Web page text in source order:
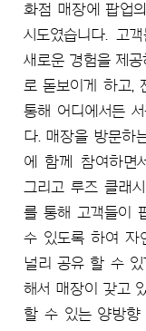
화점 매장에 팝업
시도였습니다. 고
새로운 경험을 제
로 돋보이게 하고,
통해 어디에서든
다. 매장을 방문하
에 함께 참여하면
그리고 루즈 클래
를 통해 고객들이
수 있도록 하여 자
널리 공유 할 수
해서 매장이 갖고
할 수 있는 양방향